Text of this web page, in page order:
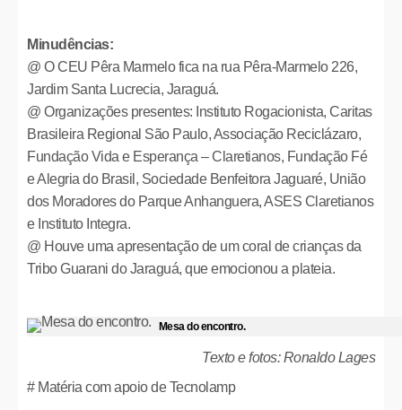
Minudências:
@ O CEU Pêra Marmelo fica na rua Pêra-Marmelo 226,
Jardim Santa Lucrecia, Jaraguá.
@ Organizações presentes: Instituto Rogacionista, Caritas
Brasileira Regional São Paulo, Associação Reciclázaro,
Fundação Vida e Esperança – Claretianos, Fundação Fé
e Alegria do Brasil, Sociedade Benfeitora Jaguaré, União
dos Moradores do Parque Anhanguera, ASES Claretianos
e Instituto Integra.
@ Houve uma apresentação de um coral de crianças da
Tribo Guarani do Jaraguá, que emocionou a plateia.
Mesa do encontro.
Texto e fotos: Ronaldo Lages
# Matéria com apoio de Tecnolamp